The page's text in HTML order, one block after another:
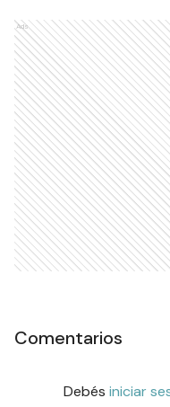
Ads
Comentarios
Debés iniciar